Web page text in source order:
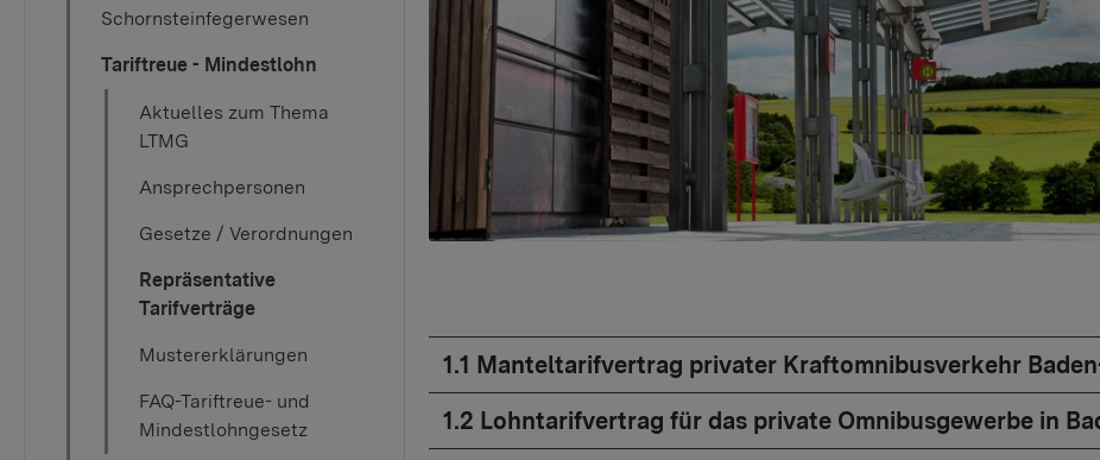
Schornsteinfegerwesen
Tariftreue - Mindestlohn
Aktuelles zum Thema
LTMG
Ansprechpersonen
Gesetze / Verordnungen
Repräsentative
Tarifverträge
Mustererklärungen
FAQ-Tariftreue- und
Mindestlohngesetz
1.1 Manteltarifvertrag privater Kraftomnibusverkehr
1.2 Lohntarifvertrag für das private Omnibusgewerbe in